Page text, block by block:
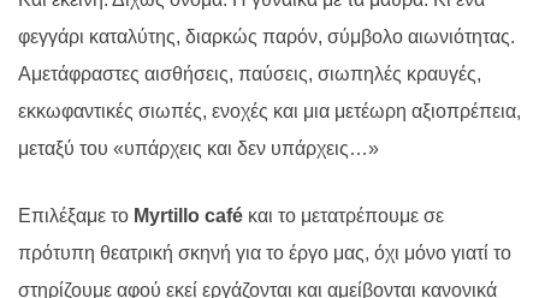
φεγγάρι καταλύτης, διαρκώς παρόν, σύμβολο αιωνιότητας.
Αμετάφραστες αισθήσεις, παύσεις, σιωπηλές κραυγές,
εκκωφαντικές σιωπές, ενοχές και μια μετέωρη αξιοπρέπεια,
μεταξύ του «υπάρχεις και δεν υπάρχεις…»
Επιλέξαμε το Myrtillo café και το μετατρέπουμε σε
πρότυπη θεατρική σκηνή για το έργο μας, όχι μόνο γιατί το
στηρίζουμε αφού εκεί εργάζονται και αμείβονται κανονικά